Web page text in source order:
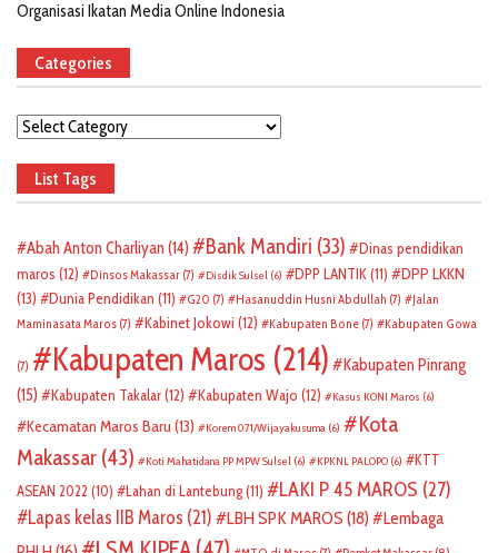
Organisasi Ikatan Media Online Indonesia
Categories
Categories
List Tags
Abah Anton Charliyan (14) Bank Mandiri (33)
Dinas pendidikan
maros (12) Dinsos Makassar (7) Disdik Sulsel (6) DPP LANTIK(11)
DPP LKKN
(13)
Dunia Pendidikan (11) G20 (7) Hasanuddin Husni Abdullah (7)
Jalan
Maminasata Maros (7) Kabinet Jokowi (12) Kabupaten Bone (7) Kabupaten Gowa
(7) Kabupaten Maros (214)
Kabupaten Pinrang
(15)
Kabupaten Takalar(12) Kabupaten Wajo (12) Kasus KONI Maros (6)
Kecamatan Maros Baru (13) Korem 071/Wijayakusuma (6)
Kota
Makassar (43) Koti Mahatidana PP MPW Sulsel (6) KPKNL PALOPO (6)
KTT
ASEAN 2022 (10) Lahan di Lantebung(11) LAKI P 45 MAROS (27)
Lapas kelas IIB Maros (21) LBH SPK MAROS (18)
Lembaga